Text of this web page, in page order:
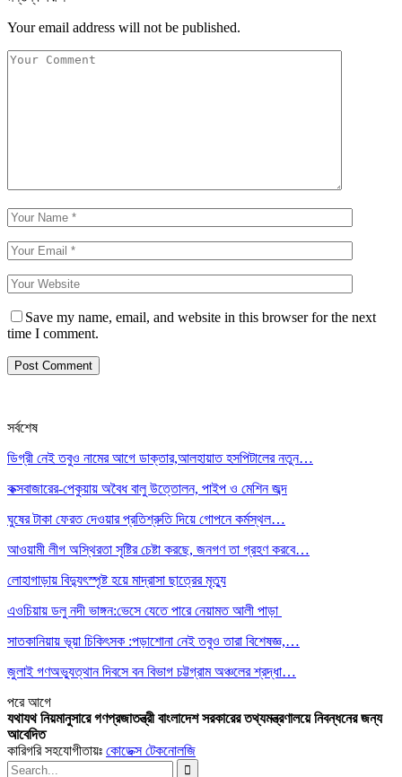
Your email address will not be published.
Save my name, email, and website in this browser for the next
time I comment.
সর্বশেষ
ডিগ্রী নেই তবুও নামের আগে ডাক্তার,আলহায়াত হসপিটালের নতুন…
কক্সবাজারের-পেকুয়ায় অবৈধ বালু উত্তোলন, পাইপ ও মেশিন জব্দ
ঘুষের টাকা ফেরত দেওয়ার প্রতিশ্রুতি দিয়ে গোপনে কর্মস্থল…
আওয়ামী লীগ অস্থিরতা সৃষ্টির চেষ্টা করছে, জনগণ তা গ্রহণ করবে…
লোহাগাড়ায় বিদ্যুৎস্পৃষ্ট হয়ে মাদ্রাসা ছাত্রের মৃত্যু
এওচিয়ায় ডলু নদী ভাঙ্গন:ভেসে যেতে পারে নেয়ামত আলী পাড়া
সাতকানিয়ায় ভূয়া চিকিৎসক :পড়াশোনা নেই তবুও তারা বিশেষজ্ঞ,…
জুলাই গণঅভ্যুত্থান দিবসে বন বিভাগ চট্টগ্রাম অঞ্চলের শ্রদ্ধা…
পরেআগে
যথাযথ নিয়মানুসারে গণপ্রজাতন্ত্রী বাংলাদেশ সরকারের তথ্যমন্ত্রণালয়ে নিবন্ধনের জন্য
আবেদিত
কারিগরি সহযোগীতায়ঃ কোডেক্স টেকনোলজি